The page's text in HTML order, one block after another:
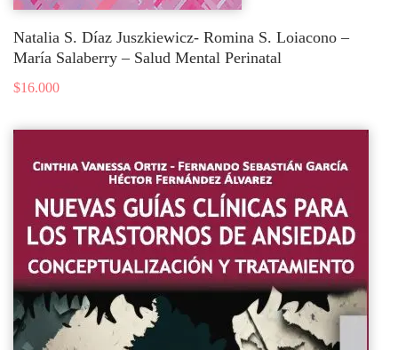
Natalia S. Díaz Juszkiewicz- Romina S. Loiacono –
María Salaberry – Salud Mental Perinatal
$16.000